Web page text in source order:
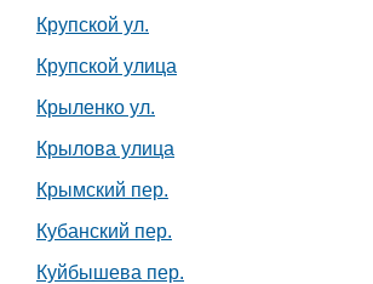
Крупской ул.
Крупской улица
Крыленко ул.
Крылова улица
Крымский пер.
Кубанский пер.
Куйбышева пер.